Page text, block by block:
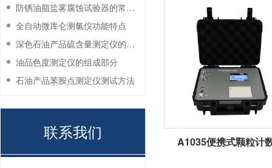
A1035便携式颗粒计
防锈油脂盐雾腐蚀试验器的常见故障与解决方法
全自动微库仑测氯仪功能特点
深色石油产品硫含量测定仪的工作环境要求
油品色度测定仪的组成部分
石油产品苯胺点测定仪测试方法
联系我们